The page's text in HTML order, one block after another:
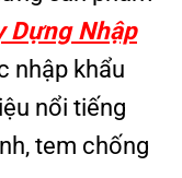
Dựng Nhập
nhập khẩu
nổi tiếng
tem chống